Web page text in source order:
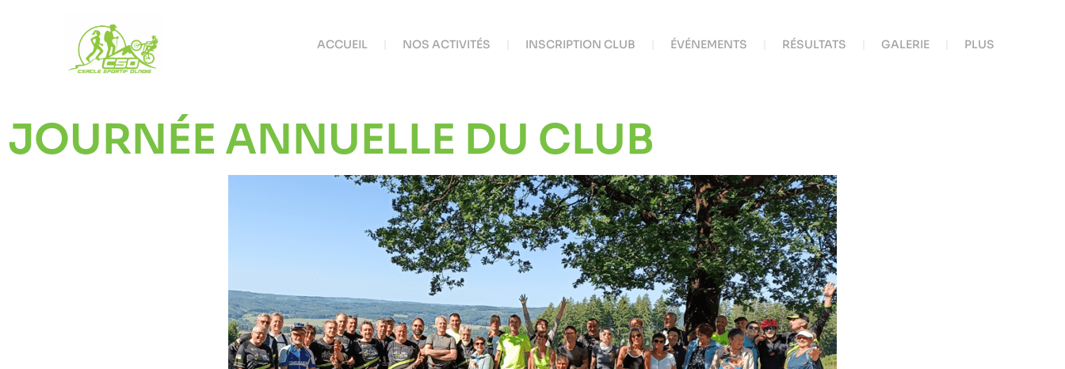
ACCUEIL NOS ACTIVITÉS INSCRIPTION CLUB ÉVÉNEMENTS RÉSULTATS GALERIE PLUS
JOURNÉE ANNUELLE DU CLUB